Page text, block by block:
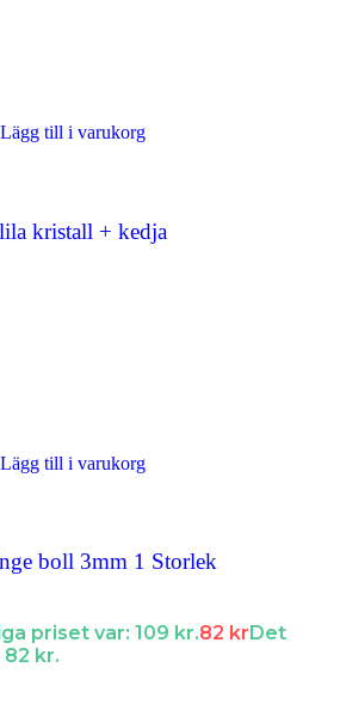
Lägg till i varukorg
kristall + kedja
Lägg till i varukorg
boll 3mm 1 Storlek
priset var: 109 kr.82 krDet
kr.